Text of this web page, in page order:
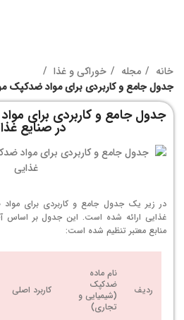
خانه مجله
خوراکی و غذا
جدول جامع و کاربردی برای مواد ضدکپک
جدول جامع و کاربردی برای
در صنایع
در زیر یک جدول جامع و کاربردی برای
غذایی ارائه شده است. این جدول بر اساس
منابع معتبر تنظیم شده است:
ردیف
نام ماده
ضدکپک
(شیمیایی و
تجاری)
کاربرد اصلی